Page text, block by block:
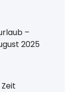
–
2025